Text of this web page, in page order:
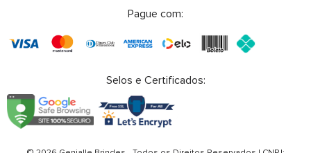
Pague com:
Selos e Certificados: